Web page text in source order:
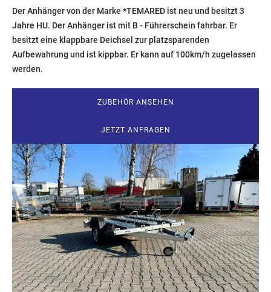
Der Anhänger von der Marke *TEMARED ist neu und besitzt 3
Jahre HU. Der Anhänger ist mit B - Führerschein fahrbar. Er
besitzt eine klappbare Deichsel zur platzsparenden
Aufbewahrung und ist kippbar. Er kann auf 100km/h zugelassen
werden.
ZUBEHÖR ANSEHEN
JETZT ANFRAGEN